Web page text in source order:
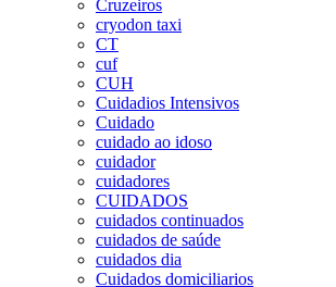
Cruzeiros
cryodon taxi
CT
cuf
CUH
Cuidadios Intensivos
Cuidado
cuidado ao idoso
cuidador
cuidadores
CUIDADOS
cuidados continuados
cuidados de saúde
cuidados dia
Cuidados domiciliarios